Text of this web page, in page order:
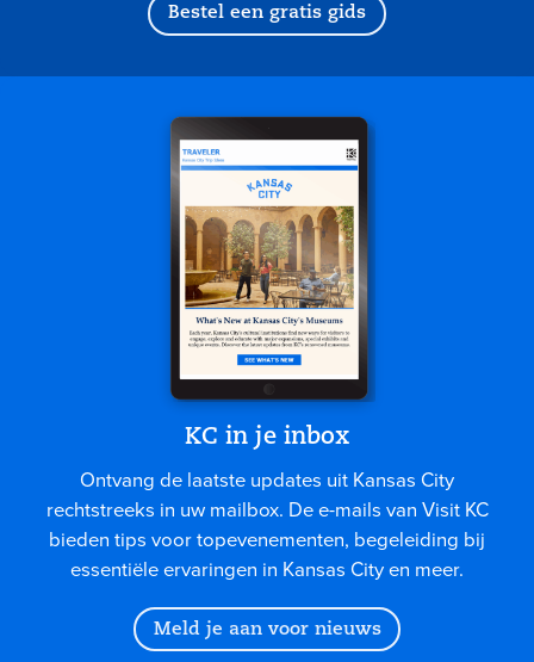
Bestel een gratis gids
KC in je inbox
Ontvang de laatste updates uit Kansas City
rechtstreeks in uw mailbox. De e-mails van Visit KC
bieden tips voor topevenementen, begeleiding bij
essentiële ervaringen in Kansas City en meer.
Meld je aan voor nieuws